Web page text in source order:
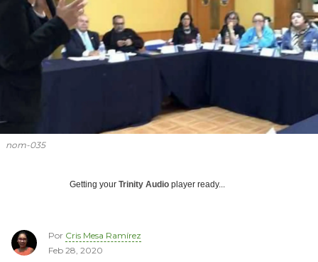
nom-035
Getting your Trinity Audio player ready...
Por Cris Mesa Ramírez
Feb 28, 2020